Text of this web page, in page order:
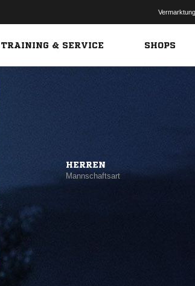
TRAINING & SERVICE SHOPS
HERREN
Mannschaftsart